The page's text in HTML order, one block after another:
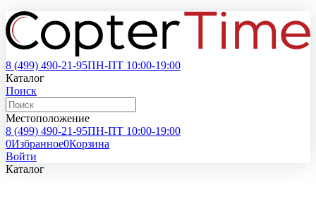
8 (499) 490-21-95ПН-ПТ 10:00-19:00
Каталог
Поиск
Местоположение
8 (499) 490-21-95ПН-ПТ 10:00-19:00
0Избранное0Корзина
Войти
Каталог